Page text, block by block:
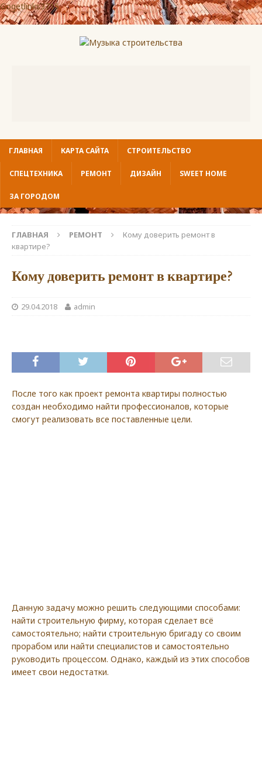
Gogetlinks3715
ГЛАВНАЯ КАРТА САЙТА СТРОИТЕЛЬСТВО
СПЕЦТЕХНИКА РЕМОНТ ДИЗАЙН SWEET HOME
ЗА ГОРОДОМ
ГЛАВНАЯ РЕМОНТ
Кому доверить ремонт в
квартире?
Кому доверить ремонт в квартире?
29.04.2018 admin
После того как проект ремонта квартиры полностью
создан необходимо найти профессионалов, которые
смогут реализовать все поставленные цели.
Данную задачу можно решить следующими способами:
найти строительную фирму, которая сделает всё
самостоятельно; найти строительную бригаду со своим
прорабом или найти специалистов и самостоятельно
руководить процессом. Однако, каждый из этих способов
имеет свои недостатки.